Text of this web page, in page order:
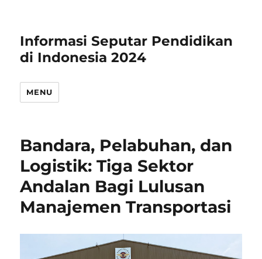
Informasi Seputar Pendidikan
di Indonesia 2024
MENU
Bandara, Pelabuhan, dan
Logistik: Tiga Sektor
Andalan Bagi Lulusan
Manajemen Transportasi